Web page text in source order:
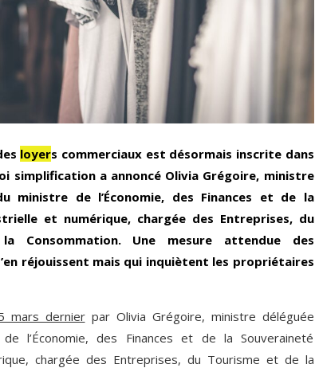
loyers commerciaux est désormais inscrite dans
simplification a annoncé Olivia Grégoire, ministre
ministre de l’Économie, des Finances et de la
et numérique, chargée des Entreprises, du
Consommation. Une mesure attendue des
réjouissent mais qui inquiètent les propriétaires
mars dernierpar Olivia Grégoire, ministre déléguée
l’Économie, des Finances et de la Souveraineté
chargée des Entreprises, du Tourisme et de la